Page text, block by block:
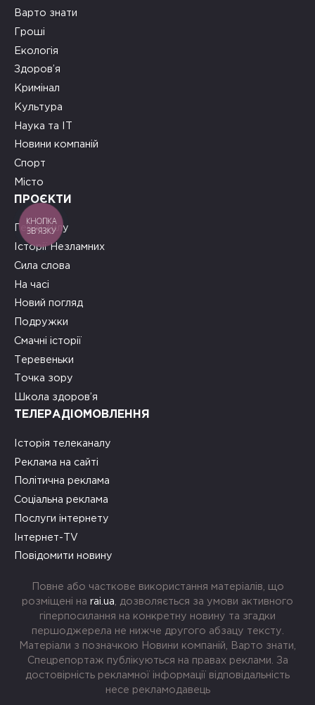
Варто знати
Гроші
Екологія
Здоров’я
Кримінал
Культура
Наука та ІТ
Новини компаній
Спорт
Місто
ПРОЄКТИ
Герої тилу
Історії Незламних
Сила слова
На часі
Новий погляд
Подружки
Смачні історії
Теревеньки
Точка зору
Школа здоров’я
ТЕЛЕРАДІОМОВЛЕННЯ
Історія телеканалу
Реклама на сайті
Політична реклама
Соціальна реклама
Послуги інтернету
Інтернет-TV
Повідомити новину
Повне або часткове використання матеріалів, що
розміщені на rai.ua , дозволяється за умови активного
гіперпосилання на конкретну новину та згадки
першоджерела не нижче другого абзацу тексту.
Матеріали з позначкою Новини компаній, Варто знати,
Спецрепортаж публікуються на правах реклами. За
достовірність рекламної інформації відповідальність
несе рекламодавець
КНОПКА
ЗВ'ЯЗКУ